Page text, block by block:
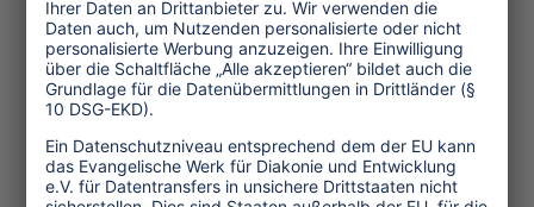
1990:11.000 ausländische Touristen
(offiziell von nun an nur noch in
Gruppen)
1995:30.000 ausländische Touristen